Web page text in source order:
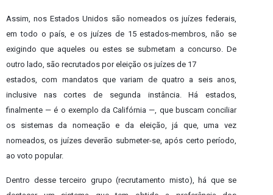
Assim, nos Estados Unidos são nomeados os juízes federais,
em todo o país, e os juízes de 15 estados-membros, não se
exigindo que aqueles ou estes se submetam a concurso. De
outro lado, são recrutados por eleição os juízes de 17
estados, com mandatos que variam de quatro a seis anos,
inclusive nas cortes de segunda instância. Há estados,
finalmente — é o exemplo da Califórnia —, que buscam conciliar
os sistemas da nomeação e da eleição, já que, uma vez
nomeados, os juízes deverão submeter-se, após certo período,
ao voto popular.
Dentro desse terceiro grupo (recrutamento misto), há que se